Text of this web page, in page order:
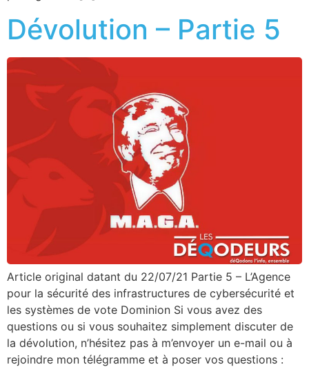
Dévolution – Partie 5
Article original datant du 22/07/21 Partie 5 – L’Agence
pour la sécurité des infrastructures de cybersécurité et
les systèmes de vote Dominion Si vous avez des
questions ou si vous souhaitez simplement discuter de
la dévolution, n’hésitez pas à m’envoyer un e-mail ou à
rejoindre mon télégramme et à poser vos questions :